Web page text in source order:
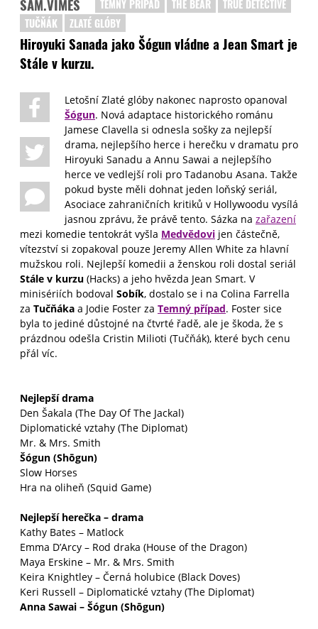
SAM.VIMES
TEMNÝ PŘÍPAD
THE BEAR
TRUE DETECTIVE
TUČŇÁK
ZLATÉ GLÓBY
Hiroyuki Sanada jako Šógun vládne a Jean Smart je
Stále v kurzu.
Letošní Zlaté glóby nakonec naprosto opanoval
Šógun. Nová adaptace historického románu
Jamese Clavella si odnesla sošky za nejlepší
drama, nejlepšího herce i herečku v dramatu pro
Hiroyuki Sanadu a Annu Sawai a nejlepšího
herce ve vedlejší roli pro Tadanobu Asana. Takže
pokud byste měli dohnat jeden loňský seriál,
Asociace zahraničních kritiků v Hollywoodu vysílá
jasnou zprávu, že právě tento. Sázka na zařazení
mezi komedie tentokrát vyšla Medvědovi jen částečně,
vítezství si zopakoval pouze Jeremy Allen White za hlavní
mužskou roli. Nejlepší komedii a ženskou roli dostal seriál
Stále v kurzu (Hacks) a jeho hvězda Jean Smart. V
minisériích bodoval Sobík, dostalo se i na Colina Farrella
za Tučňáka a Jodie Foster za Temný případ. Foster sice
byla to jediné důstojné na čtvrté řadě, ale je škoda, že s
prázdnou odešla Cristin Milioti (Tučňák), které bych cenu
přál víc.
Nejlepší drama
Den Šakala (The Day Of The Jackal)
Diplomatické vztahy (The Diplomat)
Mr. & Mrs. Smith
Šógun (Shōgun)
Slow Horses
Hra na oliheň (Squid Game)
Nejlepší herečka – drama
Kathy Bates – Matlock
Emma D’Arcy – Rod draka (House of the Dragon)
Maya Erskine – Mr. & Mrs. Smith
Keira Knightley – Černá holubice (Black Doves)
Keri Russell – Diplomatické vztahy (The Diplomat)
Anna Sawai – Šógun (Shōgun)